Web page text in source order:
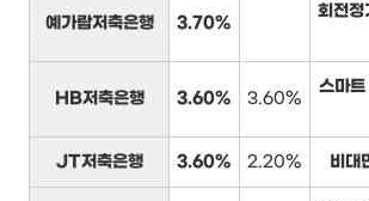
예가람저축은행 3.70%
회전정
HB저축은행 3.60% 3.60%
스마트
JT저축은행 3.60% 2.20% 비대